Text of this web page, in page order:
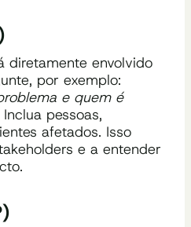
diretamente envolvido
por exemplo:
e quem é
Inclua pessoas,
afetados. Isso
e a entender